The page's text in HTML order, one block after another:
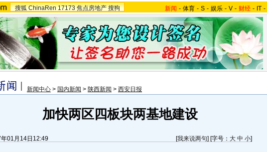
搜狐 ChinaRen 17173 焦点房地产 搜狗 新闻 - 体育 - S - 娱乐 - V - 财经 - IT -
新闻中心 > 国内新闻 > 陕西新闻 > 西安日报
加快两区四板块两基地建设
01月14日12:49 [我来说两句] [字号： 大 中 小]